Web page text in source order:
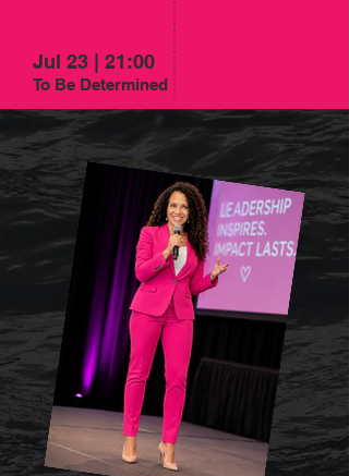
Jul 23 | 21:00
To Be Determined